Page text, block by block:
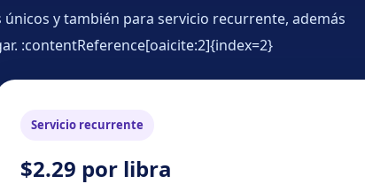
y también para servicio recurrente, además
:contentReference[oaicite:2]{index=2}
Servicio recurrente
$2.29 por libra